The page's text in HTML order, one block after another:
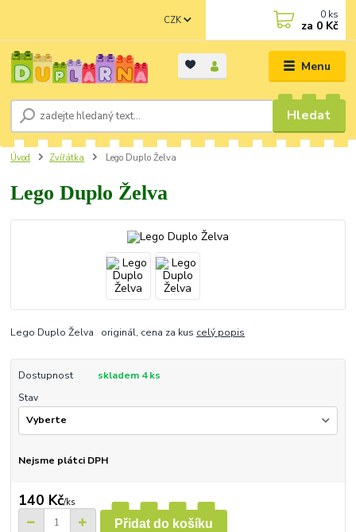
Menu
CZK
Hledat
0 ks
za 0 Kč
Úvod Zvířátka Lego Duplo Želva
Lego Duplo Želva
Lego Duplo Želva originál, cena za kus celý popis
Dostupnost
skladem 4 ks
Stav
Nejsme plátci DPH
140 Kč/ks
Přidat do košíku